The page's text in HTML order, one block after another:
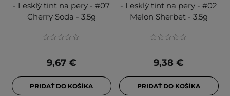
- Lesklý tint na pery - #07
Cherry Soda - 3,5g
9,67 €
PRIDAŤ DO KOŠÍKA
- Lesklý tint na pery - #02
Melon Sherbet - 3,5g
9,38 €
PRIDAŤ DO KOŠÍKA